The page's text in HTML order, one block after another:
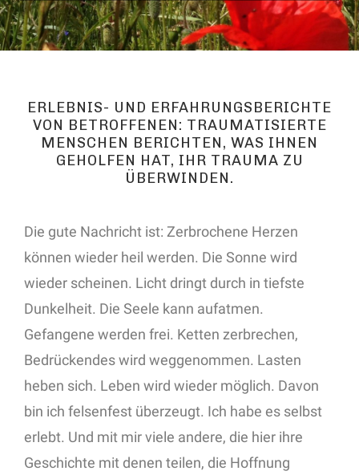
ERLEBNIS- UND ERFAHRUNGSBERICHTE
VON BETROFFENEN: TRAUMATISIERTE
MENSCHEN BERICHTEN, WAS IHNEN
GEHOLFEN HAT, IHR TRAUMA ZU
ÜBERWINDEN.
Die gute Nachricht ist: Zerbrochene Herzen
können wieder heil werden. Die Sonne wird
wieder scheinen. Licht dringt durch in tiefste
Dunkelheit. Die Seele kann aufatmen.
Gefangene werden frei. Ketten zerbrechen,
Bedrückendes wird weggenommen. Lasten
heben sich. Leben wird wieder möglich. Davon
bin ich felsenfest überzeugt. Ich habe es selbst
erlebt. Und mit mir viele andere, die hier ihre
Geschichte mit denen teilen, die Hoffnung